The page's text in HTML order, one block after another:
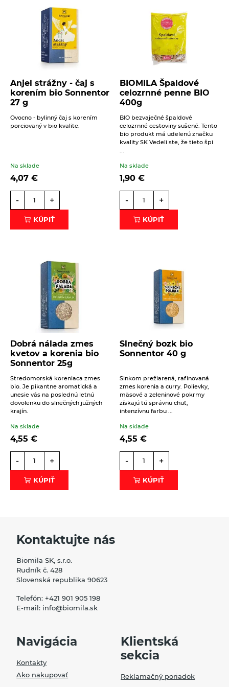
Beriem na vedomiespracovanie osobných údajov.
ODOSLAŤ
16. 6. 2021
Zimný šalát
Kombinácia ľahkého kuskusu, chrumkavých kešu a
Obed
Polievky
Hokaidový krém
Anjel strážny - čaj s
korením bio Sonnentor
27 g
Ovocno - bylinný čaj s korením
porciovaný v bio kvalite.
Na sklade
4,07 €
- +
KÚPIŤ
BIOMILA Špaldové
celozrnné penne BIO
400g
BIO bezvaječné špaldové
celozrnné cestoviny sušené. Tento
bio produkt má udelenú značku
kvality SK Vedeli ste, že tieto špi
Na sklade
1,90 €
- +
KÚPIŤ
Dobrá nálada zmes
kvetov a korenia bio
Sonnentor 25g
Stredomorská koreniaca zmes
bio. Je pikantne aromatická a
unesie vás na poslednú letnú
dovolenku do slnečných južných
krajín.
Na sklade
4,55 €
- +
KÚPIŤ
Slnečný bozk bio
Sonnentor 40 g
Slnkom prežiarená, rafinovaná
zmes korenia a curry. Polievky,
mäsové a zeleninové pokrmy
získajú tú správnu chuť,
intenzívnu farbu ...
Na sklade
4,55 €
- +
KÚPIŤ
Kontaktujte nás
Biomila SK, s.r.o.
Rudník č. 428
Slovenská republika 90623
Telefón: +421 901 905 198
E-mail: info@biomila.sk
Navigácia
Kontakty
Ako nakupovať
Klientská
sekcia
Reklamačný poriadok